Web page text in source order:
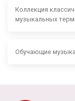
Коллекция
музыкальных
Обучающие